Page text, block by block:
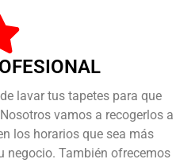
lavar tus tapetes para que
vamos a recogerlos a
los horarios que sea más
negocio. También ofrecemos